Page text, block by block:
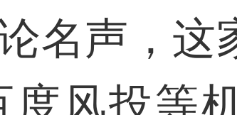
名声，这
度风投等